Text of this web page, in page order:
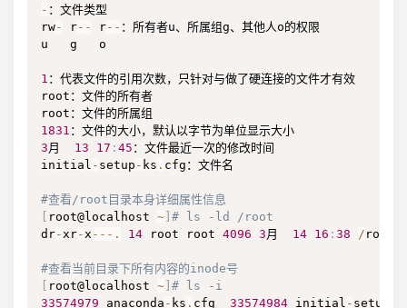
- ：文件类型
rw- r-- r-- ：所有者u、所属组g、其他人o的权限
u   g   o
1 ：代表文件的引用次数，只针对与做了硬连接的文件才有效
root：文件的所有者
1831
3月 13 17 : 45 ：文件最近一次的修改时间
initial - setup - ks . cfg：文件名
#查看/root目录本身详细属性信息
root@localhost ~ # ls -ld /root
dr-xr-x -- - . 14 root root 4096 3月 14 16 : 38 / root
#查看当前目录下所有内容的inode号
root@localhost ~ # ls -i
33574979 anaconda - ks . cfg 33574984 initial - setup